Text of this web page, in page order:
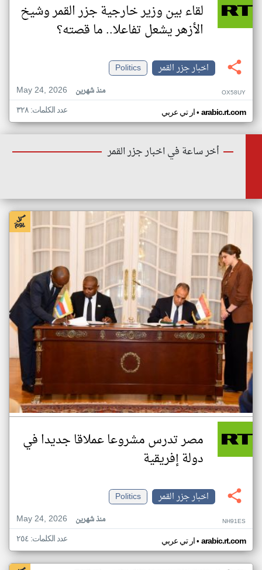
لقاء بين وزير خارجية جزر القمر وشيخ
الأزهر يشعل تفاعلا.. ما قصته؟
اخبار جزر القمر
Politics
May 24, 2026
منذ شهرين OX58UY
ار تي عربي• arabic.rt.com عدد الكلمات: ٣٢٨
أخر ساعة في اخبار جزر القمر
مصر تدرس مشروعا عملاقا جديدا في
دولة إفريقية
اخبار جزر القمر
Politics
May 24, 2026
منذ شهرين NH91ES
ار تي عربي• arabic.rt.com عدد الكلمات: ٢٥٤